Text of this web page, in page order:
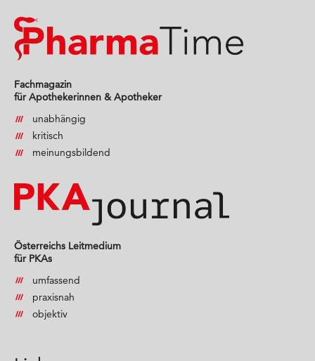
Fachmagazin
für Apothekerinnen & Apotheker
unabhängig
kritisch
meinungsbildend
Österreichs Leitmedium
für PKAs
umfassend
praxisnah
objektiv